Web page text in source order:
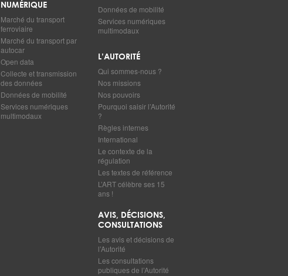
NUMÉRIQUE
Marché du transport
ferroviaire
Marché du transport par
autocar
Open data
Collecte et transmission
des données
Données de mobilité
Services numériques
multimodaux
Données de mobilité
Services numériques
multimodaux
L’AUTORITÉ
Qui sommes-nous ?
Nos missions
Nos pouvoirs
Pourquoi saisir l’Autorité
?
Règles internes
International
Le contexte de la
régulation
Les textes de référence
L’ART célèbre ses 15
ans !
AVIS, DÉCISIONS,
CONSULTATIONS
Les avis et décisions de
l’Autorité
Les consultations
publiques de l’Autorité